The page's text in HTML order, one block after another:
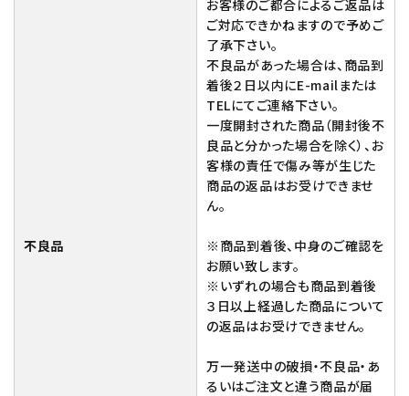
不良品
お客様のご都合によるご返品は
ご対応できかねますので予めご
了承下さい。
不良品があった場合は、商品到
着後２日以内にE-mailまたは
TELにてご連絡下さい。
一度開封された商品（開封後不
良品と分かった場合を除く）、お
客様の責任で傷み等が生じた
商品の返品はお受けできませ
ん。
※商品到着後、中身のご確認を
お願い致します。
※いずれの場合も商品到着後
３日以上経過した商品について
の返品はお受けできません。
万一発送中の破損・不良品・あ
るいはご注文と違う商品が届